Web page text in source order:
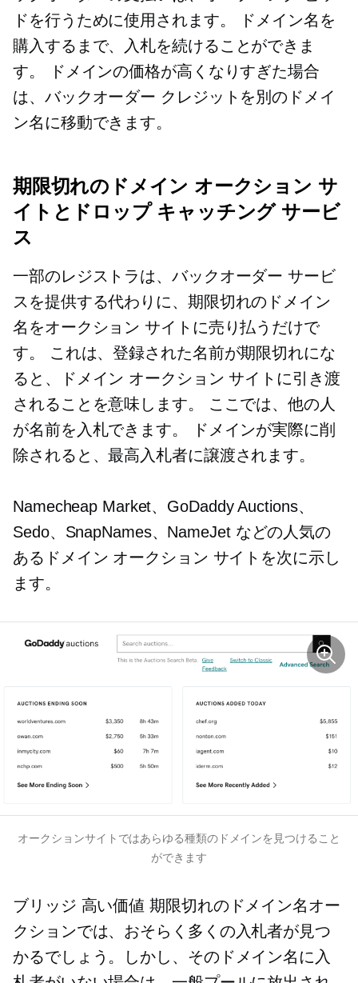
ドを行うために使用されます。 ドメイン名を
購入するまで、入札を続けることができま
す。 ドメインの価格が高くなりすぎた場合
は、バックオーダー クレジットを別のドメイ
ン名に移動できます。
期限切れのドメイン オークション サ
イトとドロップ キャッチング サービ
ス
一部のレジストラは、バックオーダー サービ
スを提供する代わりに、期限切れのドメイン
名をオークション サイトに売り払うだけで
す。 これは、登録された名前が期限切れにな
ると、ドメイン オークション サイトに引き渡
されることを意味します。 ここでは、他の人
が名前を入札できます。 ドメインが実際に削
除されると、最高入札者に譲渡されます。
Namecheap Market、GoDaddy Auctions、
Sedo、SnapNames、NameJet などの人気の
あるドメイン オークション サイトを次に示し
ます。
オークションサイトではあらゆる種類のドメインを見つけること
ができます
ブリッジ 高い価値 期限切れのドメイン名オー
クションでは、おそらく多くの入札者が見つ
かるでしょう。しかし、そのドメイン名に入